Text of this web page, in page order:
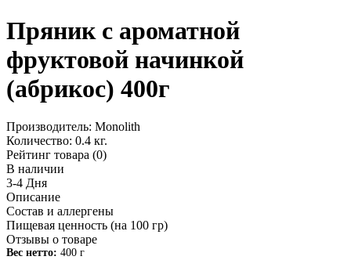
Пряник с ароматной
фруктовой начинкой
(абрикос) 400г
Производитель: Monolith
Количество: 0.4 кг.
Рейтинг товара (0)
В наличии
3-4 Дня
Описание
Состав и аллергены
Пищевая ценность (на 100 гр)
Отзывы о товаре
Вес нетто: 400 г